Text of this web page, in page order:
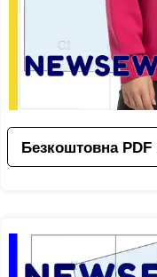
Безкоштовна PDF